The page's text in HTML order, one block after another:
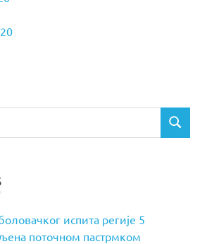
SEARCH
испита регије 5
поточном пастрмком